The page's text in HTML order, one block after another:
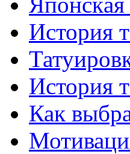
История
История
Как